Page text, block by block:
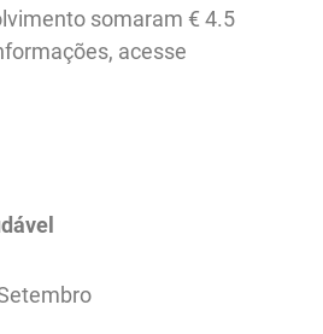
somaram € 4.5
acesse